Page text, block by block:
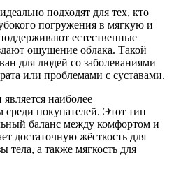
подходят для тех, кто
погружения в мягкую и
естественные
ощущение облака. Такой
для людей со заболеваниями
или проблемами с суставами.
наиболее
покупателей. Этот тип
баланс между комфортом и
достаточную жёсткость для
тела, а также мягкость для